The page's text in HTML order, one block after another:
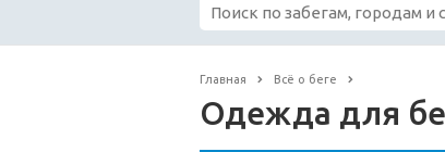
Главная Всё о беге
Одежда для